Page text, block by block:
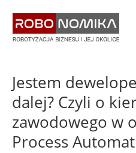
treści
yasne
main
menu
Jestem
dalej? Czyli o
zawodowego w
Process